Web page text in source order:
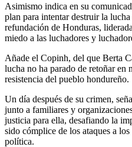
Asimismo indica en su
plan para intentar destruir la
refundación de Honduras,
miedo a las luchadores y
Añade el Copinh, del que Berta
lucha no ha parado de retoñar en
resistencia del pueblo hondureño.
Un día después de su crimen,
junto a familiares y
justicia para ella, desafiando la
sido cómplice de los ataques a
política.